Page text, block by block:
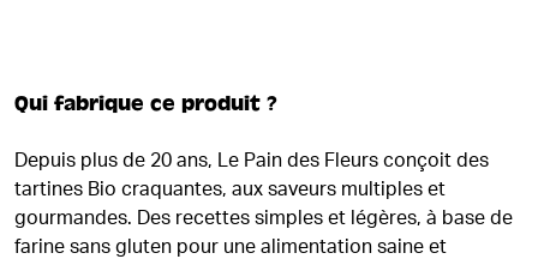
Qui fabrique ce produit ?
Depuis plus de 20 ans, Le Pain des Fleurs conçoit des
tartines Bio craquantes, aux saveurs multiples et
gourmandes. Des recettes simples et légères, à base de
farine sans gluten pour une alimentation saine et